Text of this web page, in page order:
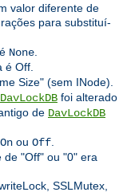
valor diferente de
para substituí-
None
é Off.
Size" (sem INode).
DavLockDB foi alterado
de DavLockDB
On ou Off
de "Off" ou "0" era
SSLMutex,